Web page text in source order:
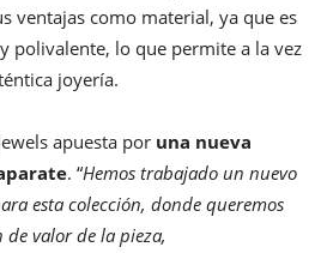
ventajas como material, ya que es
polivalente, lo que permite a la vez
joyería.
apuesta por una nueva
. “Hemos trabajado un nuevo
esta colección, donde queremos
valor de la pieza,